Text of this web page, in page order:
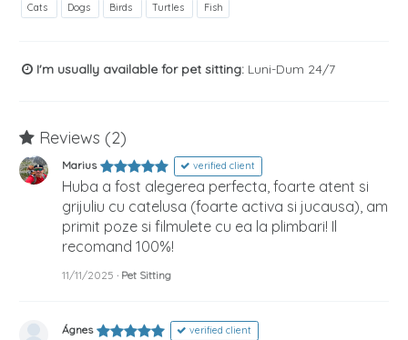
Cats Dogs Birds Turtles Fish
I'm usually available for pet sitting: Luni-Dum 24/7
Reviews (2)
Marius verified client
Huba a fost alegerea perfecta, foarte atent si
grijuliu cu catelusa (foarte activa si jucausa), am
primit poze si filmulete cu ea la plimbari! Il
recomand 100%!
11/11/2025 · Pet Sitting
Ágnes verified client